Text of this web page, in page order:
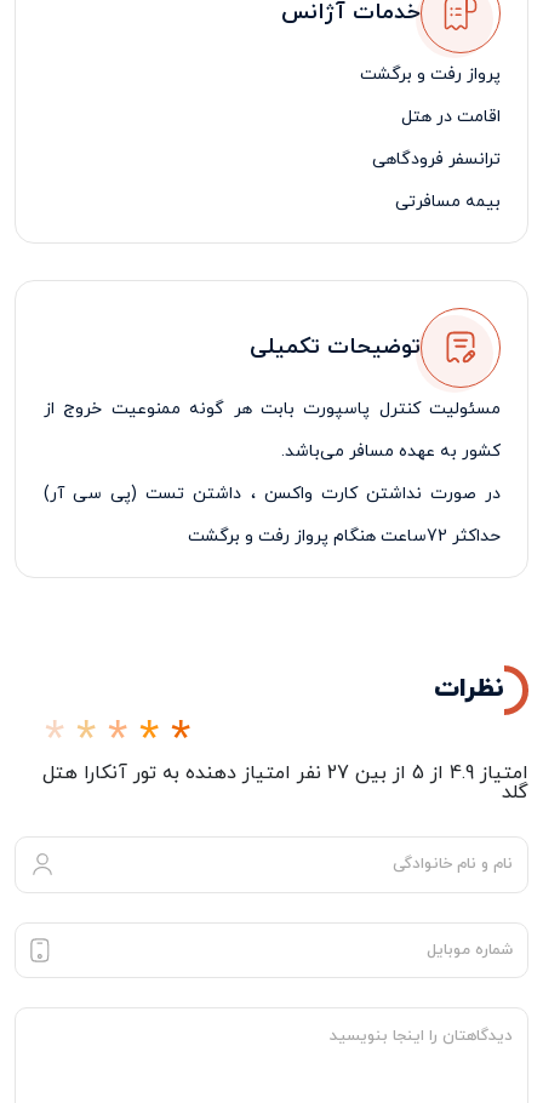
خدمات آژانس
پرواز رفت و برگشت
اقامت در هتل
ترانسفر فرودگاهی
بیمه مسافرتی
لیدر فارسی زبان
توضیحات تکمیلی
مسئولیت کنترل پاسپورت بابت هر گونه ممنوعیت خروج از
کشور به عهده مسافر می‌باشد.
در صورت نداشتن کارت واکسن ، داشتن تست (پی سی آر)
حداکثر 72ساعت هنگام پرواز رفت و برگشت
پرداخت 50% درصد از مبلغ کل تور در زمان ثبت نام الزامی
نظرات
امتیاز 4.9 از 5 از بین 27 نفر امتیاز دهنده به تور آنکارا هتل
گلد